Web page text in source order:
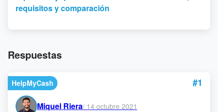
requisitos y comparación
Respuestas
HelpMyCash #1
Miquel Riera/ 14 octubre 2021